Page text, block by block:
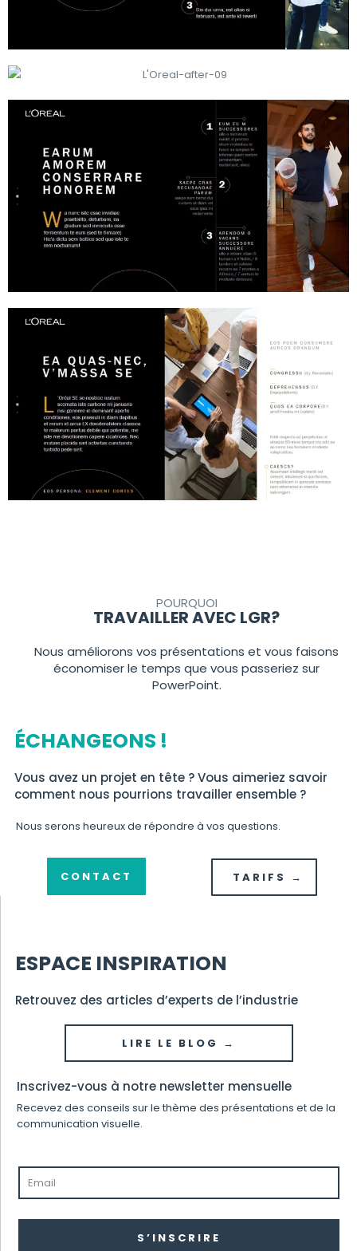
POURQUOI
TRAVAILLER AVEC LGR?
Nous améliorons vos présentations et vous faisons
économiser le temps que vous passeriez sur
PowerPoint.
ÉCHANGEONS !
Vous avez un projet en tête ? Vous aimeriez savoir
comment nous pourrions travailler ensemble ?
Nous serons heureux de répondre à vos questions.
CONTACT TARIFS →
ESPACE INSPIRATION
Retrouvez des articles d’experts de l’industrie
LIRE LE BLOG →
Inscrivez-vous à notre newsletter mensuelle
Recevez des conseils sur le thème des présentations et de la
communication visuelle.
S’INSCRIRE